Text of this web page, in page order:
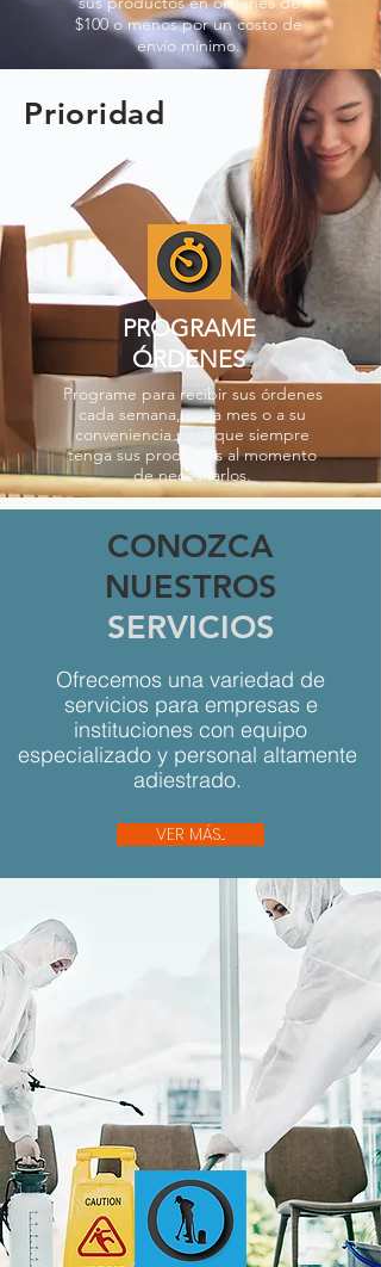
$100 o menos por un costo de
envío mínimo.
Prioridad
PROGRAME
ÓRDENES
Programe para recibir sus órdenes
cada semana, cada mes o a su
conveniencia para que siempre
tenga sus productos al momento
de necesitarlos.
CONOZCA
NUESTROS
SERVICIOS
Ofrecemos una variedad de
servicios para empresas e
instituciones con equipo
especializado y personal altamente
adiestrado.
VER MÁS...